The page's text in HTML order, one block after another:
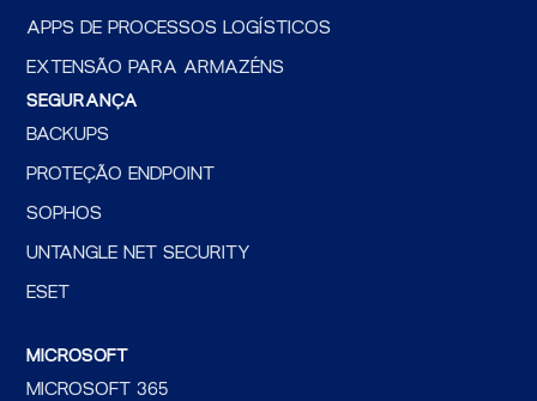
APPS DE PROCESSOS LOGÍSTICOS
EXTENSÃO PARA ARMAZÉNS
SEGURANÇA
BACKUPS
PROTEÇÃO ENDPOINT
SOPHOS
UNTANGLE NET SECURITY
ESET
MICROSOFT
MICROSOFT 365